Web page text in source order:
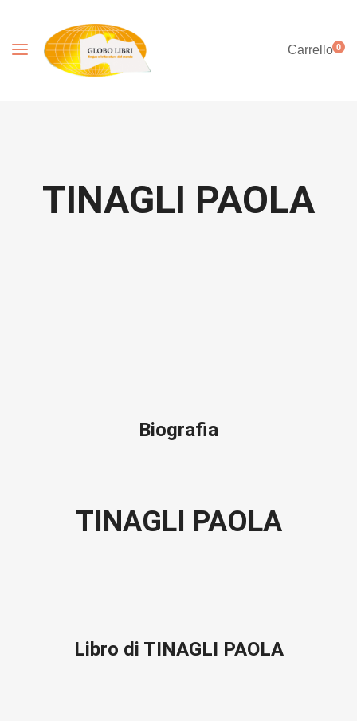
Carrello0
TINAGLI PAOLA
Biografia
TINAGLI PAOLA
Libro di TINAGLI PAOLA